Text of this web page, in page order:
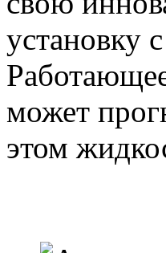
установку
может
этом